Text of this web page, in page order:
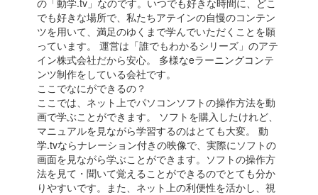
でも好きな場所で、私たちアテインの自慢のコンテン
ツを用いて、満足のゆくまで学んでいただくことを願
っています。 運営は「誰でもわかるシリーズ」のアテ
イン株式会社だから安心。 多様なeラーニングコンテ
ンツ制作をしている会社です。
ここでなにができるの？
ここでは、ネット上でパソコンソフトの操作方法を動
画で学ぶことができます。 ソフトを購入したけれど、
マニュアルを見ながら学習するのはとても大変。 動
学.tvならナレーション付きの映像で、実際にソフトの
画面を見ながら学ぶことができます。ソフトの操作方
法を見て・聞いて覚えることができるのでとても分か
りやすいです。また、ネット上の利便性を活かし、視